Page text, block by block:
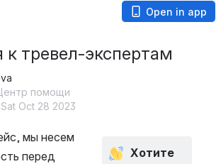
Open in app
к тревел-экспертам
помощи
Oct 28 2023
мы несем
перед
Хотите